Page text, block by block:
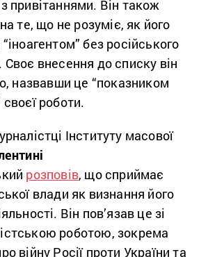
привітаннями. Він також
те, що не розуміє, як його
без російського
внесення до списку він
назвавши це “показником
роботи.
Інституту масової
розповів, що сприймає
влади як визнання його
Він пов’язав це зі
роботою, зокрема
війну Росії проти України та